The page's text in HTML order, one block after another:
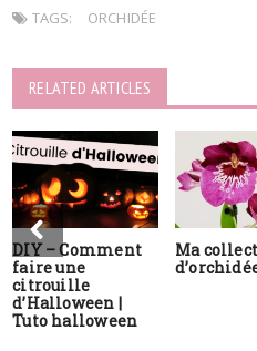
TAGS:
ORCHIDÉE
RELATED ARTICLES
DIY – Comment
faire une
citrouille
d’Halloween |
Tuto halloween
Ma